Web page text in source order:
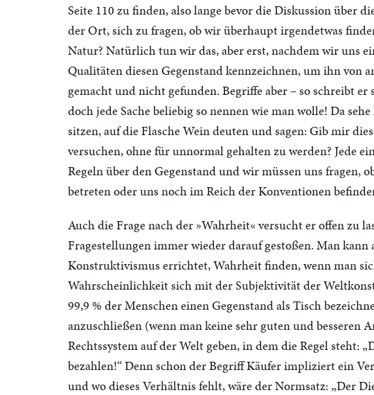
Seite 110 zu finden, also lange bevor die Diskussion über
der Ort, sich zu fragen, ob wir überhaupt irgendetwas
Natur? Natürlich tun wir das, aber erst, nachdem wir uns
Qualitäten diesen Gegenstand kennzeichnen, um ihn von
gemacht und nicht gefunden. Begriffe aber – so schreibt
doch jede Sache beliebig so nennen wie man wolle! Da
sitzen, auf die Flasche Wein deuten und sagen: Gib mir
versuchen, ohne für unnormal gehalten zu werden? Jede
Regeln über den Gegenstand und wir müssen uns fragen,
betreten oder uns noch im Reich der Konventionen
Auch die Frage nach der »Wahrheit« versucht er offen zu
Fragestellungen immer wieder darauf gestoßen. Man
Konstruktivismus errichtet, Wahrheit finden, wenn man
Wahrscheinlichkeit sich mit der Subjektivität der
99,9 % der Menschen einen Gegenstand als Tisch
anzuschließen (wenn man keine sehr guten und besseren
Rechtssystem auf der Welt geben, in dem die Regel steht:
bezahlen!“ Denn schon der Begriff Käufer impliziert ein
und wo dieses Verhältnis fehlt, wäre der Normsatz: „Der